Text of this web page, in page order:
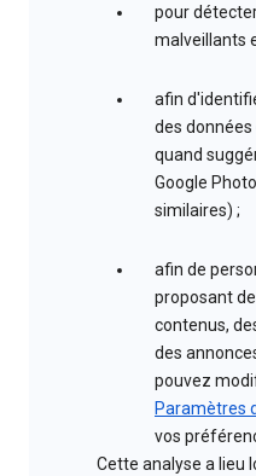
pour
malveillants
afin
des
quand
Google
similaires) ;
afin de
proposant
contenus,
des
pouvez
Paramètres
vos
Cette analyse a lieu